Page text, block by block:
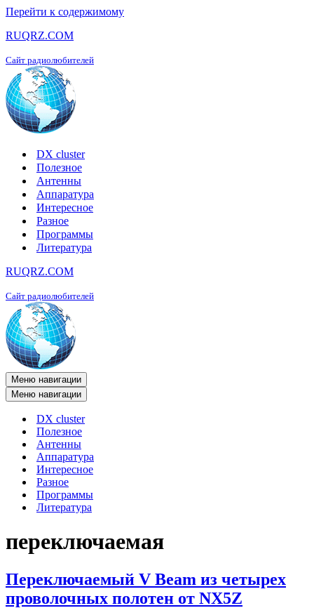
Перейти к содержимому
RUQRZ.COM
Сайт радиолюбителей
DX cluster
Полезное
Антенны
Аппаратура
Интересное
Разное
Программы
Литература
RUQRZ.COM
Сайт радиолюбителей
Меню навигации
Меню навигации
DX cluster
Полезное
Антенны
Аппаратура
Интересное
Разное
Программы
Литература
переключаемая
Переключаемый V Beam из четырех
проволочных полотен от NX5Z